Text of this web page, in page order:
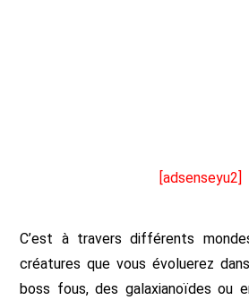
[adsenseyu2]
C’est à travers différents
créatures que vous évoluerez
boss fous, des galaxianoïdes ou